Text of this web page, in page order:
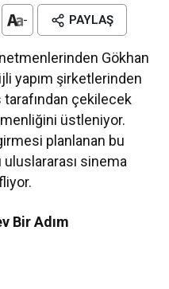
- PAYLAŞ
Gökhan
yapım şirketlerinden
çekilecek
üstleniyor.
planlanan bu
uluslararası sinema
Bir Adım